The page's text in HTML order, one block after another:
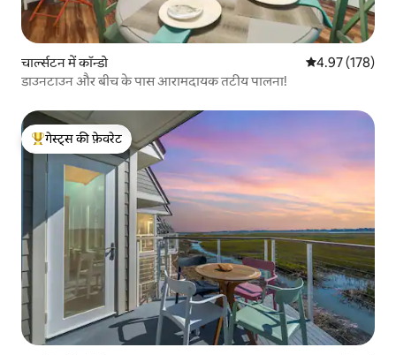
चार्ल्सटन में कॉन्डो औसत रेटिंग 5 में से
4.97 (178)
डाउनटाउन और बीच के पास आरामदायक तटीय पालना!
गेस्ट्स का टॉप फ़ेवरेट
गेस्ट्स की फ़ेवरेट